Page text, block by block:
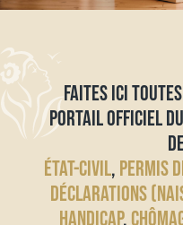
FAITES ICI
PORTAIL OFFICIEL
ÉTAT-CIVIL, PERMIS
DÉCLARATIONS
HANDICAP,